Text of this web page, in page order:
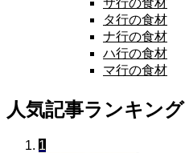
タ行の食材
ナ行の食材
ハ行の食材
マ行の食材
人気記事ランキング
1